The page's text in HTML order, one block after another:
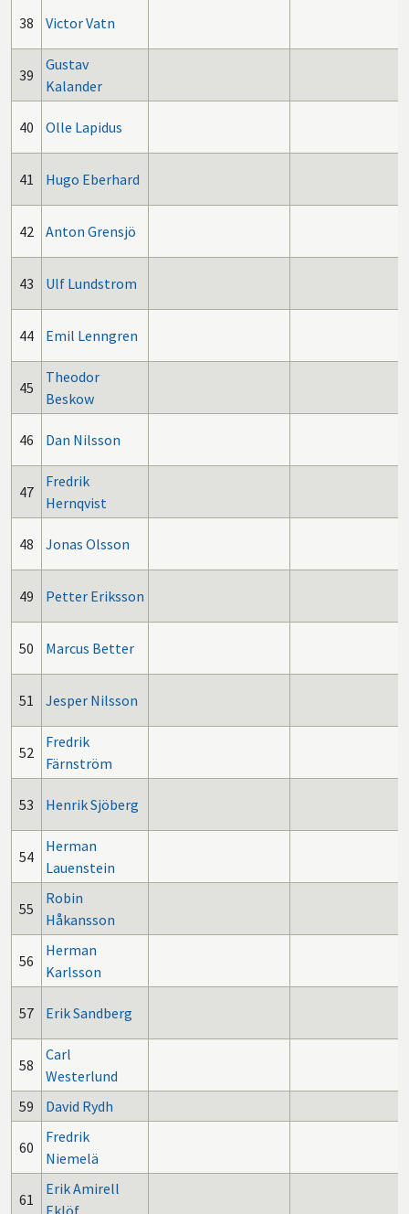
38 Victor Vatn
39
Gustav
Kalander
40 Olle Lapidus
41 Hugo Eberhard
42 Anton Grensjö
43 Ulf Lundstrom
44 Emil Lenngren
45
Theodor
Beskow
46 Dan Nilsson
47
Fredrik
Hernqvist
48 Jonas Olsson
49 Petter Eriksson
50 Marcus Better
51 Jesper Nilsson
52
Fredrik
Färnström
53 Henrik Sjöberg
54
Herman
Lauenstein
55
Robin
Håkansson
56
Herman
Karlsson
57 Erik Sandberg
58
Carl
Westerlund
59
David Rydh
60
Fredrik
Niemelä
61
Erik Amirell
Eklöf